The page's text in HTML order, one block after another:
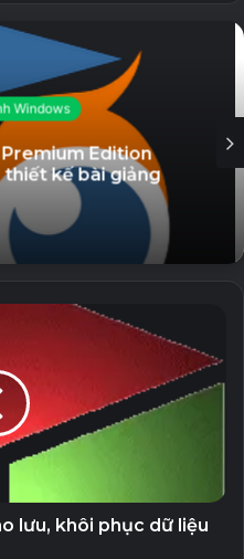
Builder Unlocked – Tạo
2023
Disc Creator Unlocked
DVD và bảo mật dữ liệu
for Video (All Editons
2023
Network Gate Unlocked –
hỗ trợ chia sẻ kết nối USB
Windows
Protection
các kết nối từ xa
lưu, khôi phục dữ liệu